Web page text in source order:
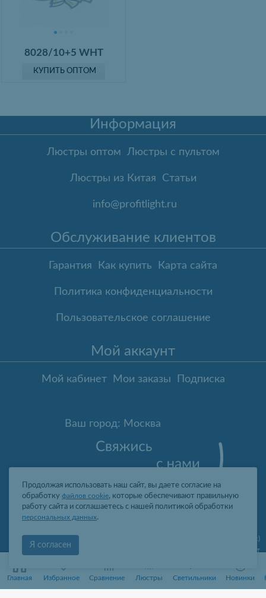
Главная
Избранное
Сравнение
Люстры Светильники Новинки
8028/10+5 WHT
КУПИТЬ ОПТОМ
Информация
Люстры оптом Люстры с пультом
Люстры из Китая Статьи
info@profitlight.ru
Обслуживание клиентов
Гарантия Как купить Карта сайта
Политика конфиденциальности
Пользовательское соглашение
Мой аккаунт
Мой кабинет Мои заказы Подписка
Ваш город: Москва
ул. Гарибальди, д.8, пом.I, комн.4 (юр. адрес)
09:00-19:00 пн-пт
ООО "ПРОФИТ ЛАЙТ", ОГРН 1077761388242, ИНН 7736566310, КПП
773601001
Продолжая использовать наш сайт, вы даете согласие на
обработку файлов cookie, которые обеспечивают правильную
работу сайта и соглашаетесь с нашей политикой обработки
персональных данных.
Я согласен